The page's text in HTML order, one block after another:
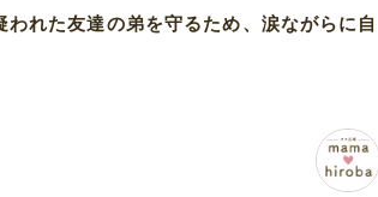
われた友達の弟を守るため、涙ながらに自